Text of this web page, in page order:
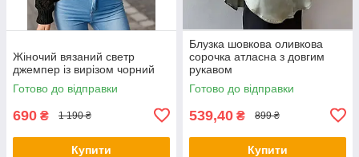
Жіночий вязаний светр
джемпер із вирізом чорний
Готово до відправки
690 ₴ 1 190 ₴
Купити
Блузка шовкова оливкова
сорочка атласна з довгим
рукавом
Готово до відправки
539,40 ₴ 899 ₴
Купити